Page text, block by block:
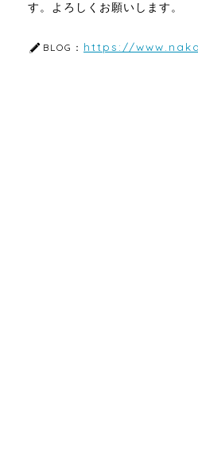
す。よろしくお願いします。
BLOG： https://